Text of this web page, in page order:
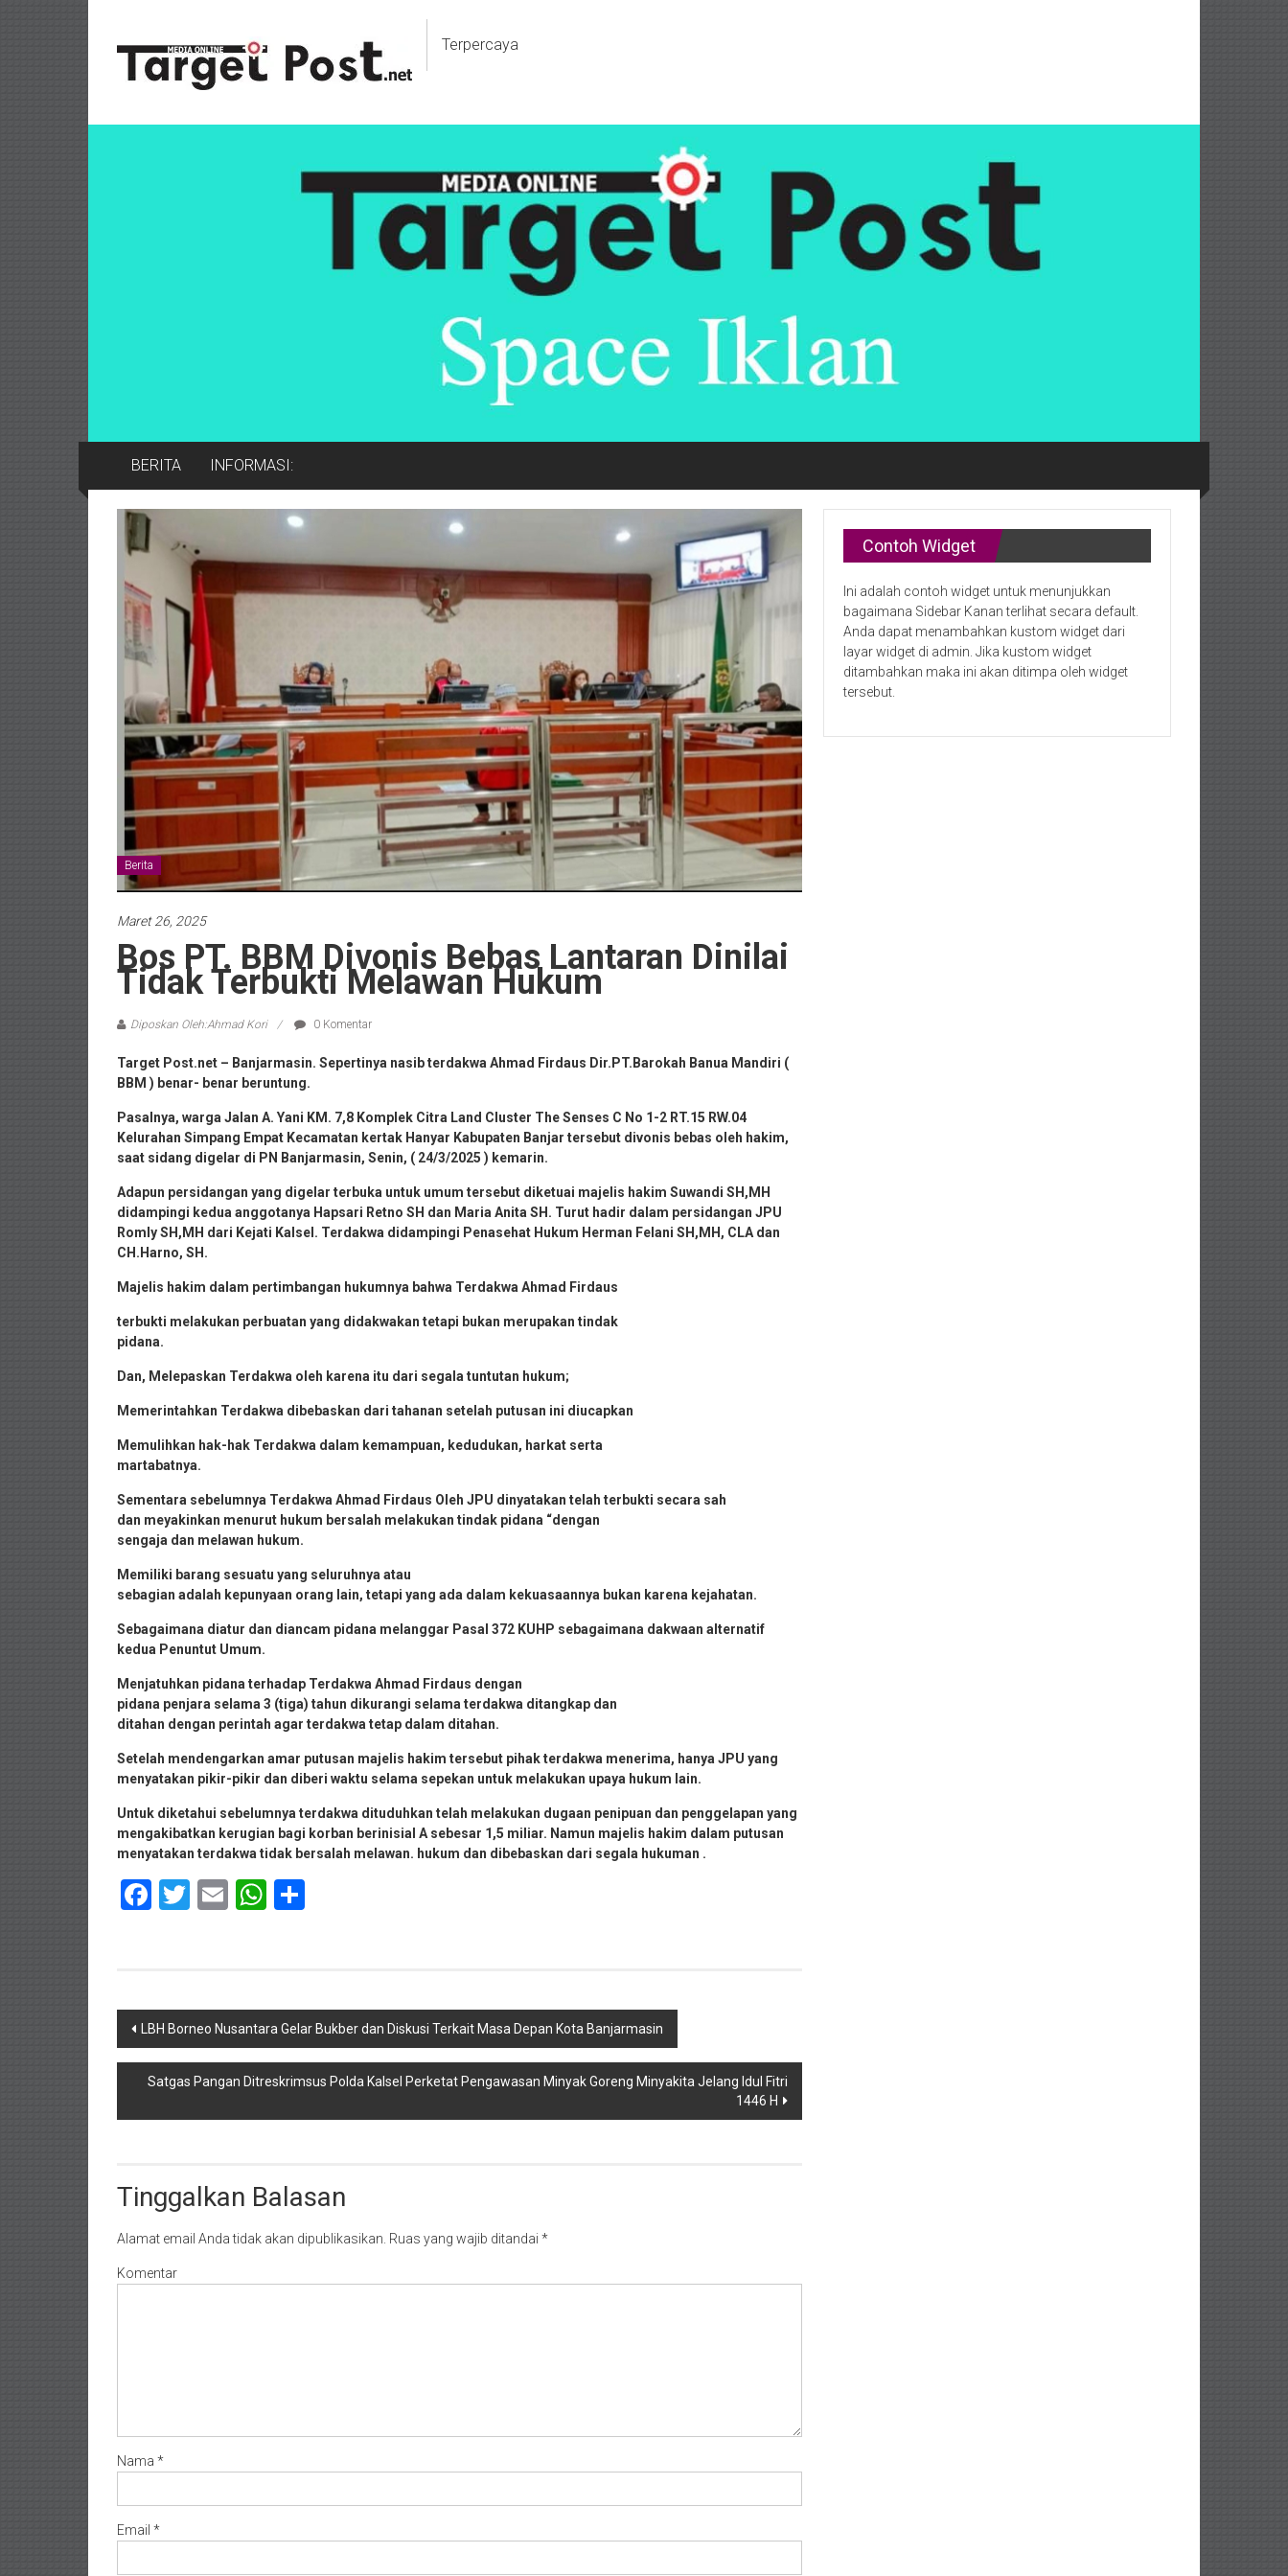
konten
Terpercaya
BERITA INFORMASI:
Berita
Maret 26, 2025
Bos PT. BBM Divonis Bebas Lantaran Dinilai
Tidak Terbukti Melawan Hukum
Diposkan Oleh:Ahmad Kori 0 Komentar
Target Post.net – Banjarmasin. Sepertinya nasib terdakwa Ahmad Firdaus Dir.PT.Barokah Banua Mandiri (
BBM ) benar- benar beruntung.
Pasalnya, warga Jalan A. Yani KM. 7,8 Komplek Citra Land Cluster The Senses C No 1-2 RT.15 RW.04
Kelurahan Simpang Empat Kecamatan kertak Hanyar Kabupaten Banjar tersebut divonis bebas oleh hakim,
saat sidang digelar di PN Banjarmasin, Senin, ( 24/3/2025 ) kemarin.
Adapun persidangan yang digelar terbuka untuk umum tersebut diketuai majelis hakim Suwandi SH,MH
didampingi kedua anggotanya Hapsari Retno SH dan Maria Anita SH. Turut hadir dalam persidangan JPU
Romly SH,MH dari Kejati Kalsel. Terdakwa didampingi Penasehat Hukum Herman Felani SH,MH, CLA dan
CH.Harno, SH.
Majelis hakim dalam pertimbangan hukumnya bahwa Terdakwa Ahmad Firdaus
terbukti melakukan perbuatan yang didakwakan tetapi bukan merupakan tindak
pidana.
Dan, Melepaskan Terdakwa oleh karena itu dari segala tuntutan hukum;
Memerintahkan Terdakwa dibebaskan dari tahanan setelah putusan ini diucapkan
Memulihkan hak-hak Terdakwa dalam kemampuan, kedudukan, harkat serta
martabatnya.
Sementara sebelumnya Terdakwa Ahmad Firdaus Oleh JPU dinyatakan telah terbukti secara sah
dan meyakinkan menurut hukum bersalah melakukan tindak pidana “dengan
sengaja dan melawan hukum.
Memiliki barang sesuatu yang seluruhnya atau
sebagian adalah kepunyaan orang lain, tetapi yang ada dalam kekuasaannya bukan karena kejahatan.
Sebagaimana diatur dan diancam pidana melanggar Pasal 372 KUHP sebagaimana dakwaan alternatif
kedua Penuntut Umum.
Menjatuhkan pidana terhadap Terdakwa Ahmad Firdaus dengan
pidana penjara selama 3 (tiga) tahun dikurangi selama terdakwa ditangkap dan
ditahan dengan perintah agar terdakwa tetap dalam ditahan.
Setelah mendengarkan amar putusan majelis hakim tersebut pihak terdakwa menerima, hanya JPU yang
menyatakan pikir-pikir dan diberi waktu selama sepekan untuk melakukan upaya hukum lain.
Untuk diketahui sebelumnya terdakwa dituduhkan telah melakukan dugaan penipuan dan penggelapan yang
mengakibatkan kerugian bagi korban berinisial A sebesar 1,5 miliar. Namun majelis hakim dalam putusan
menyatakan terdakwa tidak bersalah melawan. hukum dan dibebaskan dari segala hukuman .
Facebook
Twitter
EmailWhatsApp
Navigasi
pos
LBH Borneo Nusantara Gelar Bukber dan Diskusi Terkait Masa Depan Kota Banjarmasin
Satgas Pangan Ditreskrimsus Polda Kalsel Perketat Pengawasan Minyak Goreng Minyakita Jelang Idul Fitri
1446 H
Tinggalkan Balasan
Alamat email Anda tidak akan dipublikasikan. Ruas yang wajib ditandai *
Komentar
Nama *
Email *
Contoh Widget
Ini adalah contoh widget untuk menunjukkan
bagaimana Sidebar Kanan terlihat secara default.
Anda dapat menambahkan kustom widget dari
layar widget di admin. Jika kustom widget
ditambahkan maka ini akan ditimpa oleh widget
tersebut.